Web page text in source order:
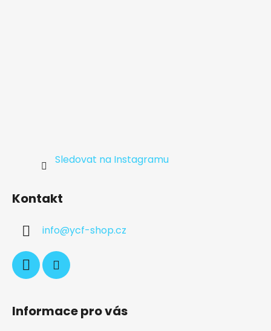
Sledovat na Instagramu
Kontakt
info@ycf-shop.cz
Informace pro vás